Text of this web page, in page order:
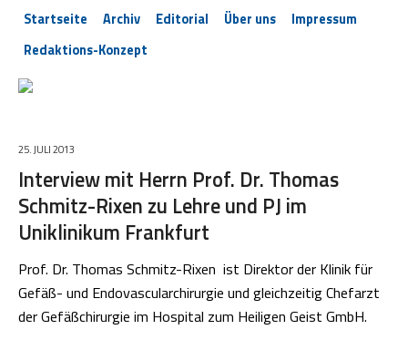
Startseite Archiv Editorial Über uns
Impressum
Redaktions-Konzept
25. JULI 2013
Interview mit Herrn Prof. Dr. Thomas
Schmitz-Rixen zu Lehre und PJ im
Uniklinikum Frankfurt
Prof. Dr. Thomas Schmitz-Rixen ist Direktor der Klinik für
Gefäß- und Endovascularchirurgie und gleichzeitig Chefarzt
der Gefäßchirurgie im Hospital zum Heiligen Geist GmbH.